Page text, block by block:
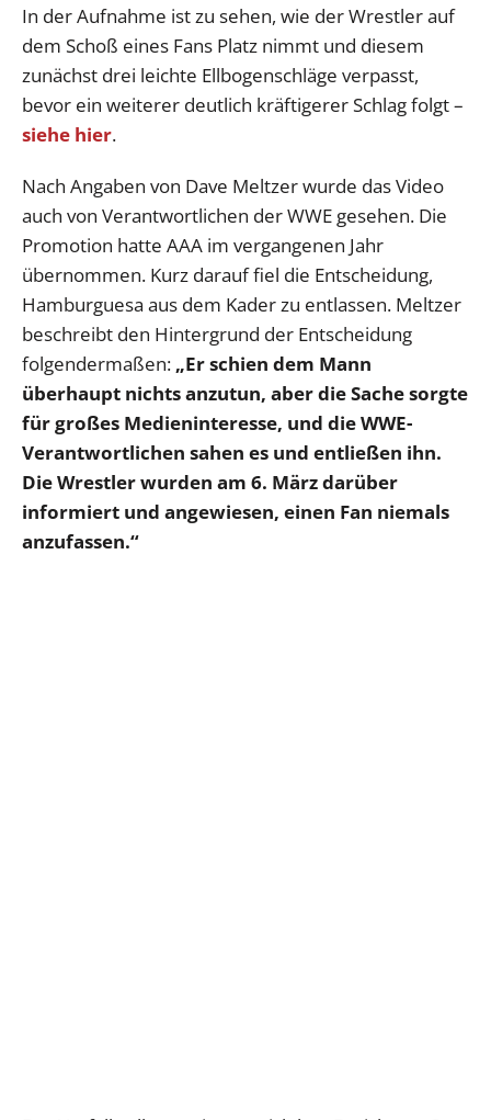
In der Aufnahme ist zu sehen, wie der Wrestler auf
dem Schoß eines Fans Platz nimmt und diesem
zunächst drei leichte Ellbogenschläge verpasst,
bevor ein weiterer deutlich kräftigerer Schlag folgt –
siehe hier.
Nach Angaben von Dave Meltzer wurde das Video
auch von Verantwortlichen der WWE gesehen. Die
Promotion hatte AAA im vergangenen Jahr
übernommen. Kurz darauf fiel die Entscheidung,
Hamburguesa aus dem Kader zu entlassen. Meltzer
beschreibt den Hintergrund der Entscheidung
folgendermaßen: „Er schien dem Mann
überhaupt nichts anzutun, aber die Sache sorgte
für großes Medieninteresse, und die WWE-
Verantwortlichen sahen es und entließen ihn.
Die Wrestler wurden am 6. März darüber
informiert und angewiesen, einen Fan niemals
anzufassen.“